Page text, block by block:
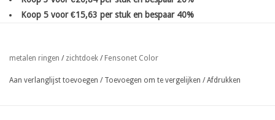
Koop 5 voor €15,63 per stuk en bespaar 40%
100% zichtremmend, 300gr/m²
met metalen ogen om de 50 cm
, bovenaan en onderaan
metalen ringen / zichtdoek / Fensonet Color
Aan verlanglijst toevoegen / Toevoegen om te vergelijken /Afdrukken